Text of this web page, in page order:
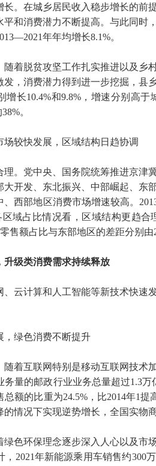
长。在城乡居民收入稳步增长的前
和消费潜力不断提高。与此同时
年年均增长8.1%。
随着脱贫攻坚工作扎实推进以及乡
，消费潜力得到进一步挖掘，县
增长10.4%和9.8%，增速分别高
。
场较快发展，区域结构日趋协调
理。党中央、国务院统筹推进京津
大开发、东北振兴、中部崛起、
西部地区消费市场增速较高。
域占比情况看，区域结构更趋
售额占比与东部地区的差距分别由
升级类消费需求持续释放
、云计算和人工智能等新技术快
，绿色消费不断提升
随着互联网特别是移动互联网技
务量的邮政行业业务总量超过1.3
额的比重为24.5%，比2014年1
情况下实现逆势增长，全国实物
绿色环保理念逐步深入人心以及市
2021年新能源乘用车销售约300